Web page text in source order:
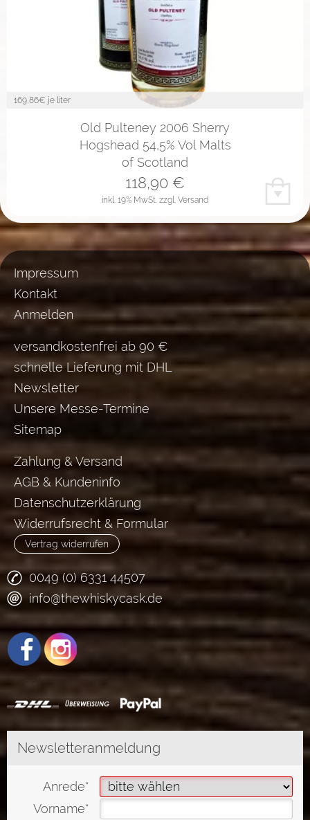
169,86€ je liter
Old Pulteney 2006 Sherry
Hogshead 54,5% Vol Malts
of Scotland
inkl. 19% MwSt. zzgl. Versand
118,90 €
Impressum
Kontakt
Anmelden
versandkostenfrei ab 90 €
schnelle Lieferung mit DHL
Newsletter
Unsere Messe-Termine
Sitemap
Zahlung & Versand
AGB & Kundeninfo
Datenschutzerklärung
Widerrufsrecht & Formular
Vertrag widerrufen
0049 (0) 6331 44507
info@thewhiskycask.de